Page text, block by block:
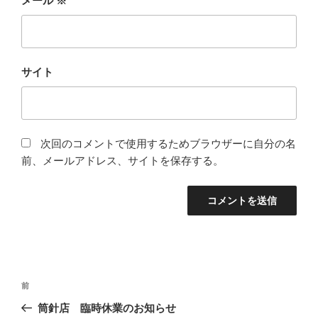
サイト
次回のコメントで使用するためブラウザーに自分の名
前、メールアドレス、サイトを保存する。
投
前
の
前
筒針店 臨時休業のお知らせ